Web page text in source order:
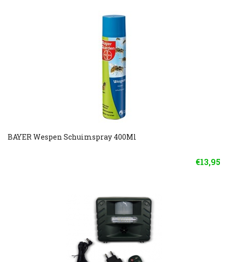
BAYER Wespen Schuimspray 400Ml
€13,95